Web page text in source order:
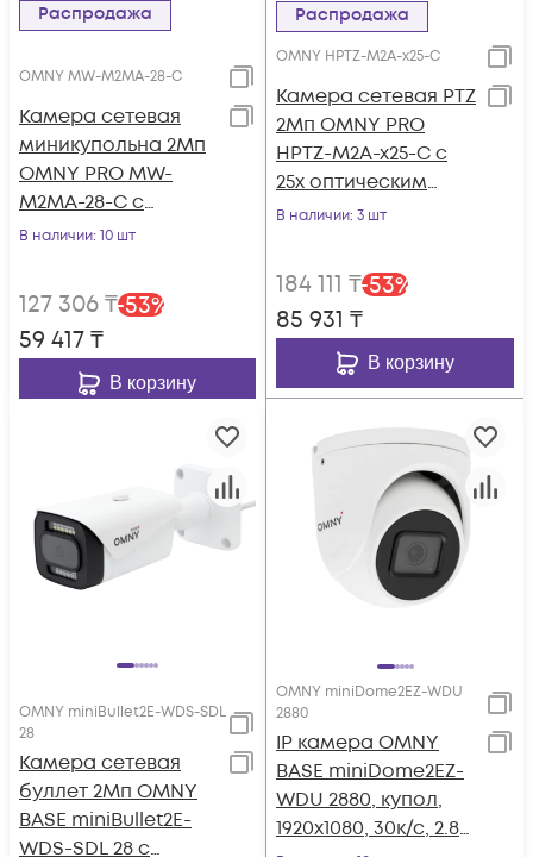
Распродажа
OMNY MW-M2MA-28-C
Камера сетевая
миникупольна 2Мп
OMNY PRO MW-
M2MA-28-C с
микрофоном
В наличии: 10 шт
127 306₸-53%
59 417₸
В корзину
Распродажа
OMNY HPTZ-M2A-x25-C
Камера сетевая PTZ
2Мп OMNY PRO
HPTZ-M2A-x25-C с
25x оптическим
увеличением
В наличии: 3 шт
184 111 ₸-53%
85 931 ₸
В корзину
OMNY miniBullet2E-WDS-SDL
28
Камера сетевая
буллет 2Мп OMNY
BASE miniBullet2E-
WDS-SDL 28 с
OMNY miniDome2EZ-WDU
2880
IP камера OMNY
BASE miniDome2EZ-
WDU 2880, купол,
1920x1080, 30к/с, 2.8-